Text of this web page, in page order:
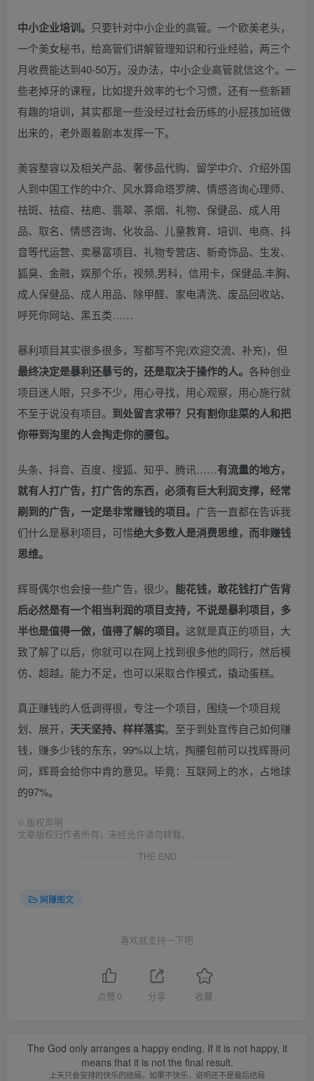
中小企业培训。 只要针对中小企业的高管。一个欧美老头，
一个美女秘书，给高管们讲解管理知识和行业经验，两三个
月收费能达到40-50万。没办法，中小企业高管就信这个。一
些老掉牙的课程，比如提升效率的七个习惯，还有一些新颖
有趣的培训，其实都是一些没经过社会历练的小屁孩加班做
出来的，老外跟着剧本发挥一下。
美容整容以及相关产品、奢侈品代购、留学中介、介绍外国
人到中国工作的中介、风水算命塔罗牌、情感咨询心理师、
祛斑、祛痘、祛疤、翡翠、茶烟、礼物、保健品、成人用
品、取名、情感咨询、化妆品、儿童教育、培训、电商、抖
音等代运营、卖暴富项目、礼物专营店、新奇饰品、生发、
狐臭、金融，娱那个乐，视频,男科，信用卡，保健品,丰胸、
成人保健品、成人用品、除甲醛、家电清洗、废品回收站、
呼死你网站、黑五类……
暴利项目其实很多很多，写都写不完(欢迎交流、补充)，但
最终决定是暴利还暴亏的，还是取决于操作的人。 各种创业
项目迷人眼，只多不少，用心寻找，用心观察，用心施行就
不至于说没有项目。 到处留言求带？只有割你韭菜的人和把
你带到沟里的人会掏走你的腰包。
头条、抖音、百度、搜狐、知乎、腾讯……有流量的地方，
就有人打广告，打广告的东西，必须有巨大利润支撑，经常
刷到的广告，一定是非常赚钱的项目。 广告一直都在告诉我
们什么是暴利项目，可惜绝大多数人是消费思维，而非赚钱
思维。
辉哥偶尔也会接一些广告，很少。 能花钱，敢花钱打广告背
后必然是有一个相当利润的项目支持，不说是暴利项目，多
半也是值得一做，值得了解的项目。 这就是真正的项目，大
致了解了以后，你就可以在网上找到很多他的同行，然后模
仿、超越。能力不足，也可以采取合作模式，撬动蛋糕。
真正赚钱的人低调得很，专注一个项目，围绕一个项目规
划、展开， 天天坚持、样样落实。至于到处宣传自己如何赚
钱，赚多少钱的东东，99%以上坑，掏腰包前可以找辉哥问
问，辉哥会给你中肯的意见。毕竟：互联网上的水，占地球
的97%。
© 版权声明
文章版权归作者所有，未经允许请勿转载。
THE END
网赚图文
喜欢就支持一下吧
点赞 0 分享 收藏
The God only arranges a happy ending. If it is not happy, it
means that it is not the final result.
上天只会安排的快乐的结局。如果不快乐，说明还不是最后结局